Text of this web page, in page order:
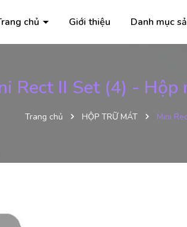
chủ Giới thiệu Danh mục
Rect II Set (4) -
Trang chủ HỘP TRỮ MÁT Mini